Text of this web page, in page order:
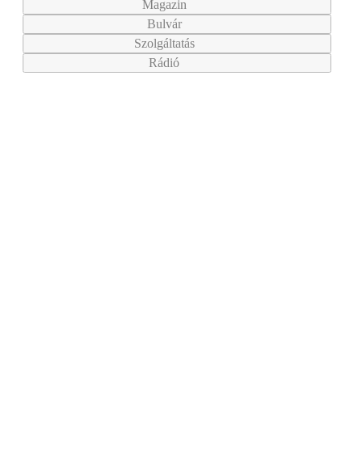
Magazin
Bulvár
Szolgáltatás
Rádió